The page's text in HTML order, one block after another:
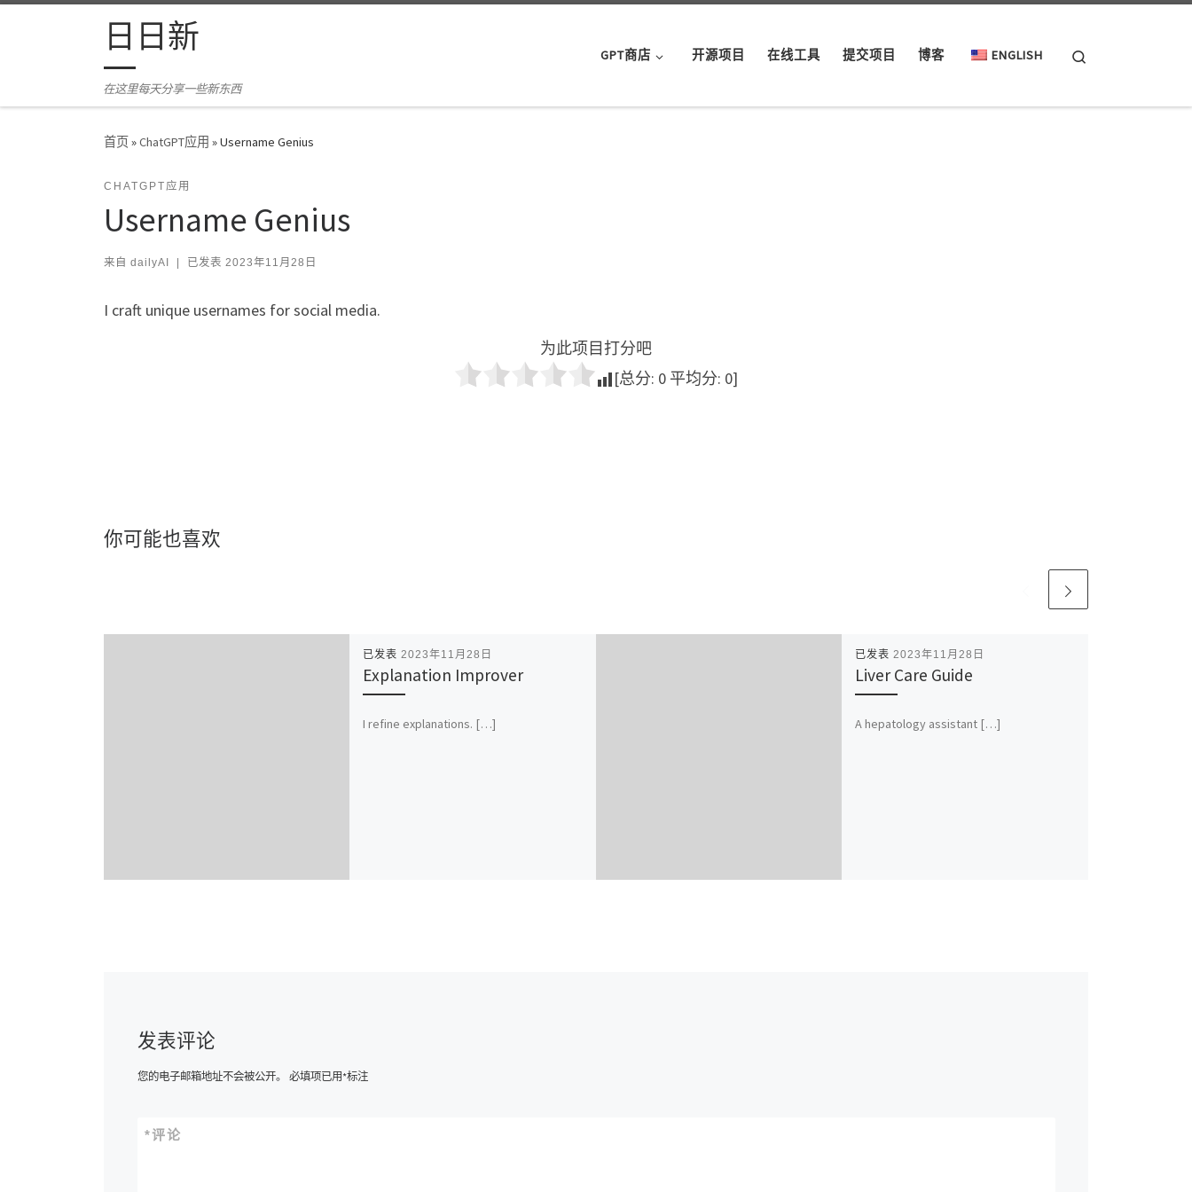
Skip to content日日新
在这里每天分享一些新东西
GPT商店 开源项目 在线工具 提交项目 博客 ENGLISH
首页»ChatGPT应用 »Username Genius
CHATGPT应用
Username Genius
来自 dailyAI 已发表 2023年11月28日
I craft unique usernames for social media.
为此项目打分吧
[总分: 0 平均分: 0]
你可能也喜欢
已发表 2023年11月28日
Explanation Improver
I refine explanations. […]
已发表 2023年11月28日
Liver Care Guide
A hepatology assistant […]
发表评论
您的电子邮箱地址不会被公开。 必填项已用*标注
评论
*